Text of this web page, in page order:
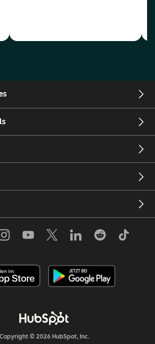
Copyright © 2026 HubSpot, Inc.